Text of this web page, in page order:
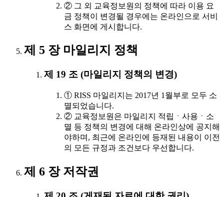
② 그 외 교육정보원의 정책에 따라 이용 요
금 정책이 변경될 경우에는 온라인으로 서비
스 화면에 게시합니다.
제 5 장 마일리지 정책
제 19 조 (마일리지 정책의 변경)
① RISS 마일리지는 2017년 1월부로 모두 소
멸되었습니다.
② 교육정보원은 마일리지 적립ㆍ사용ㆍ소
멸 등 정책의 변경에 대해 온라인상에 공지해
야하며, 최근에 온라인에 등재된 내용이 이전
의 모든 규정과 조건보다 우선합니다.
제 6 장 저작권